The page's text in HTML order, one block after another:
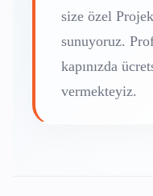
size özel
sunuyoruz.
kapınızda
vermekteyiz.